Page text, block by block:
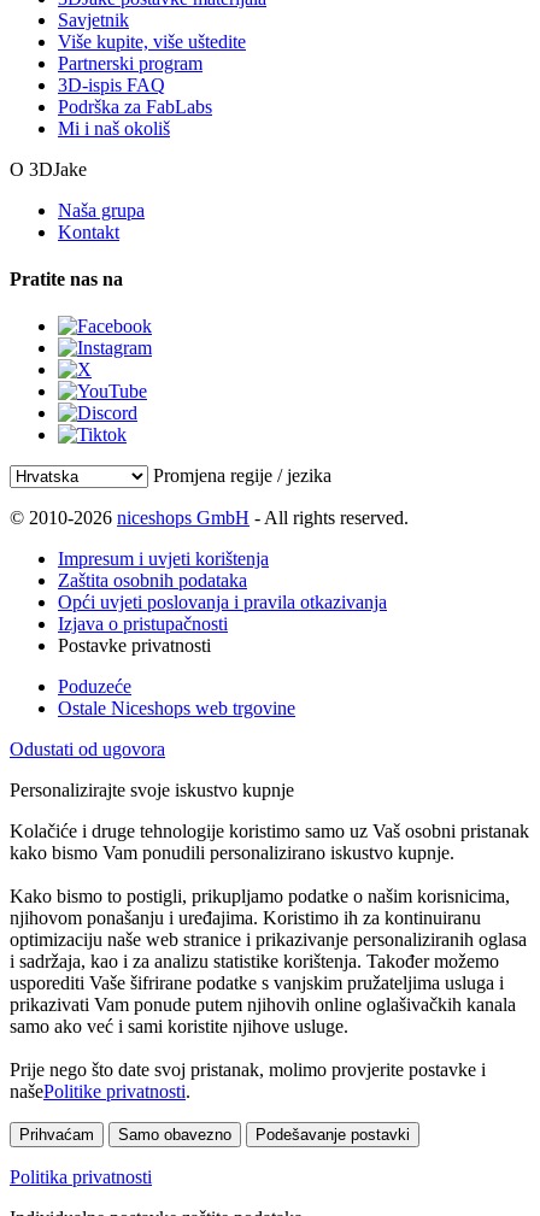
Savjetnik
Više kupite, više uštedite
Partnerski program
3D-ispis FAQ
Podrška za FabLabs
Mi i naš okoliš
O 3DJake
Naša grupa
Kontakt
Pratite nas na
Promjena regije / jezika
© 2010-2026 niceshops GmbH - All rights reserved.
Impresum i uvjeti korištenja
Zaštita osobnih podataka
Opći uvjeti poslovanja i pravila otkazivanja
Izjava o pristupačnosti
Postavke privatnosti
Poduzeće
Ostale Niceshops web trgovine
Odustati od ugovora
Personalizirajte svoje iskustvo kupnje
Kolačiće i druge tehnologije koristimo samo uz Vaš osobni pristanak
kako bismo Vam ponudili personalizirano iskustvo kupnje.
Kako bismo to postigli, prikupljamo podatke o našim korisnicima,
njihovom ponašanju i uređajima. Koristimo ih za kontinuiranu
optimizaciju naše web stranice i prikazivanje personaliziranih oglasa
i sadržaja, kao i za analizu statistike korištenja. Također možemo
usporediti Vaše šifrirane podatke s vanjskim pružateljima usluga i
prikazivati Vam ponude putem njihovih online oglašivačkih kanala
samo ako već i sami koristite njihove usluge.
Prije nego što date svoj pristanak, molimo provjerite postavke i
našePolitike privatnosti.
Prihvaćam Samo obavezno Podešavanje postavki
Politika privatnosti